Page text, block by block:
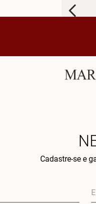
Cadastre-se e